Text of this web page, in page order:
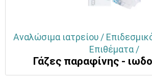
Αναλώσιμα ιατρείου /
Επιθέματα /
Γάζες παραφίνης -